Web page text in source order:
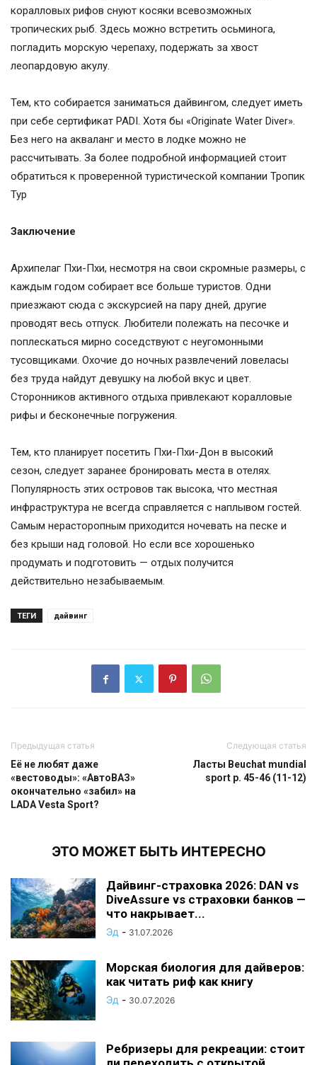
коралловых рифов снуют косяки всевозможных
тропических рыб. Здесь можно встретить осьминога,
погладить морскую черепаху, подержать за хвост
леопардовую акулу.
Тем, кто собирается заниматься дайвингом, следует иметь
при себе сертификат PADI. Хотя бы «Originate Water Diver».
Без него на акваланг и место в лодке можно не
рассчитывать. За более подробной информацией стоит
обратиться к проверенной туристической компании Тропик
Тур
Заключение
Архипелаг Пхи-Пхи, несмотря на свои скромные размеры, с
каждым годом собирает все больше туристов. Одни
приезжают сюда с экскурсией на пару дней, другие
проводят весь отпуск. Любители полежать на песочке и
поплескаться мирно соседствуют с неугомонными
тусовщиками. Охочие до ночных развлечений ловеласы
без труда найдут девушку на любой вкус и цвет.
Сторонников активного отдыха привлекают коралловые
рифы и бесконечные погружения.
Тем, кто планирует посетить Пхи-Пхи-Дон в высокий
сезон, следует заранее бронировать места в отелях.
Популярность этих островов так высока, что местная
инфраструктура не всегда справляется с наплывом гостей.
Самым нерасторопным приходится ночевать на песке и
без крыши над головой. Но если все хорошенько
продумать и подготовить — отдых получится
действительно незабываемым.
ТЕГИ дайвинг
Предыдущая статья
Её не любят даже
«вестоводы»: «АвтоВАЗ»
окончательно «забил» на
LADA Vesta Sport?
Следующая статья
Ласты Beuchat mundial
sport р. 45-46 (11-12)
ЭТО МОЖЕТ БЫТЬ ИНТЕРЕСНО
Дайвинг-страховка 2026: DAN vs
DiveAssure vs страховки банков —
что накрывает...
Эд - 31.07.2026
Морская биология для дайверов:
как читать риф как книгу
Эд - 30.07.2026
Ребризеры для рекреации: стоит